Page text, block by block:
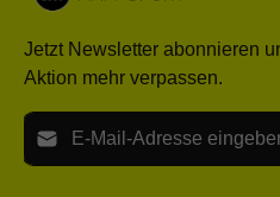
Jetzt Newsletter abonnieren
Aktion mehr verpassen.
E-Mail-Adresse*